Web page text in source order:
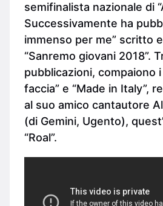
semifinalista nazionale di
Successivamente ha
immenso per me” scritto
“Sanremo giovani 2018”.
pubblicazioni, compaiono i
faccia” e “Made in Italy”,
al suo amico cantautore
(di Gemini, Ugento),
“Roal”.